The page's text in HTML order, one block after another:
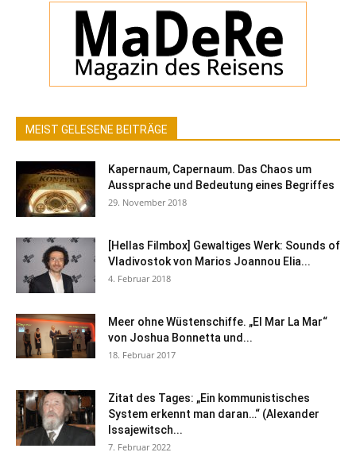
MEIST GELESENE BEITRÄGE
Kapernaum, Capernaum. Das Chaos um
Aussprache und Bedeutung eines Begriffes
29. November 2018
[Hellas Filmbox] Gewaltiges Werk: Sounds of
Vladivostok von Marios Joannou Elia...
4. Februar 2018
Meer ohne Wüstenschiffe. „El Mar La Mar“
von Joshua Bonnetta und...
18. Februar 2017
Zitat des Tages: „Ein kommunistisches
System erkennt man daran…“ (Alexander
Issajewitsch...
7. Februar 2022